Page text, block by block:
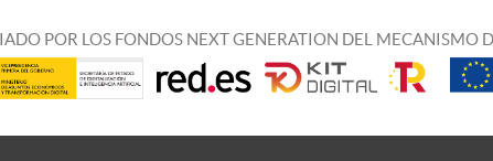
POR LOS FONDOS NEXT GENERATION DEL MECANISMO